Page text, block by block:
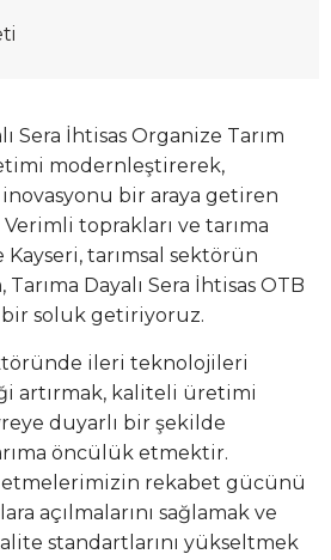
Sera İhtisas Organize Tarım
modernleştirerek,
bir araya getiren
toprakları ve tarıma
tarımsal sektörün
Dayalı Sera İhtisas OTB
soluk getiriyoruz.
ileri teknolojileri
artırmak, kaliteli üretimi
duyarlı bir şekilde
öncülük etmektir.
rekabet gücünü
açılmalarını sağlamak ve
standartlarını yükseltmek